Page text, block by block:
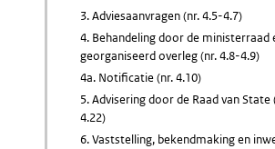
3. Adviesaanvragen (nr. 4.5-4.7)
4. Behandeling door de ministerraad
georganiseerd overleg (nr. 4.8-4.9)
4a. Notificatie (nr. 4.10)
5. Advisering door de Raad van State
4.22)
6. Vaststelling, bekendmaking en